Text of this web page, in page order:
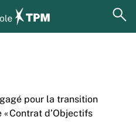
pour la transition
Contrat d’Objectifs